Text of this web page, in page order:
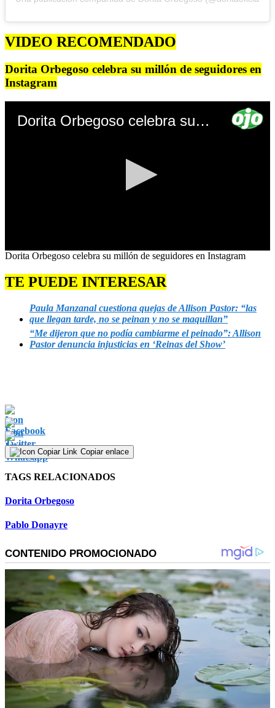
VIDEO RECOMENDADO
Dorita Orbegoso celebra su millón de seguidores en
Instagram
Dorita Orbegoso celebra su millón de seguidores en Instagram
0
of
30
Dorita Orbegoso celebra su millón de seguidores en Instagram
TE PUEDE INTERESAR
Paula Manzanal cuestiona quejas de Allison Pastor: “las
que llegan tarde, no se peinan y no se maquillan”
“Me dijeron que no podía cambiarme el peinado”: Allison
Pastor denuncia injusticias en ‘Reinas del Show’
Copiar enlace
TAGS RELACIONADOS
Dorita Orbegoso
Pablo Donayre